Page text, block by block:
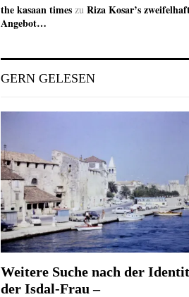
the kasaan times zu Riza Kosar’s
Angebot…
GERN GELESEN
Weitere Suche nach der
der Isdal-Frau –